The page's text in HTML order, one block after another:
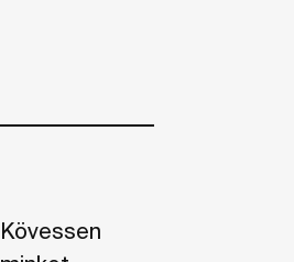
Kövessen